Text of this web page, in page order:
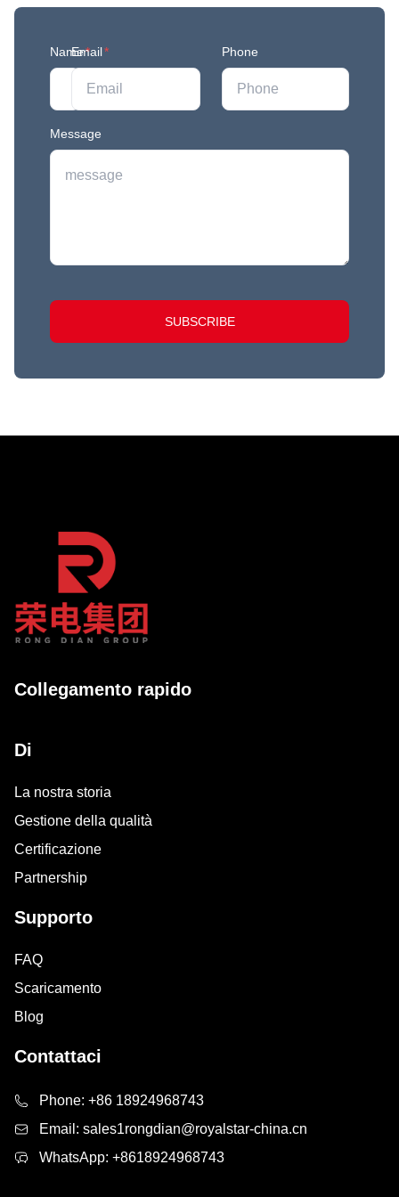
Name*
Email* Phone
Message
SUBSCRIBE
Collegamento rapido
Di
La nostra storia
Gestione della qualità
Certificazione
Partnership
Supporto
FAQ
Scaricamento
Blog
Contattaci
Phone: +86 18924968743
Email: sales1rongdian@royalstar-china.cn
WhatsApp: +8618924968743